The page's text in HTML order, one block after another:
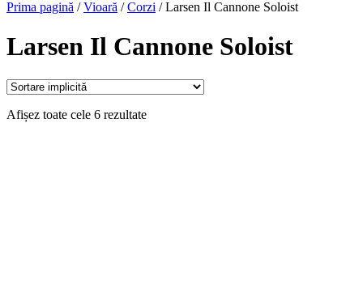
Prima pagină /Vioară /Corzi /Larsen Il Cannone Soloist
Larsen Il Cannone Soloist
Afișez toate cele 6 rezultate